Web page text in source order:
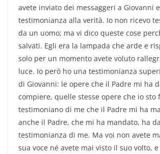
avete inviato dei messaggeri a Giovanni
testimonianza alla verità. Io non ricevo
da un uomo; ma vi dico queste cose
salvati. Egli era la lampada che arde e
solo per un momento avete voluto
luce. Io però ho una testimonianza
di Giovanni: le opere che il Padre mi ha
compiere, quelle stesse opere che io sto
testimoniano di me che il Padre mi ha
anche il Padre, che mi ha mandato, ha
testimonianza di me. Ma voi non avete
sua voce né avete mai visto il suo volto,